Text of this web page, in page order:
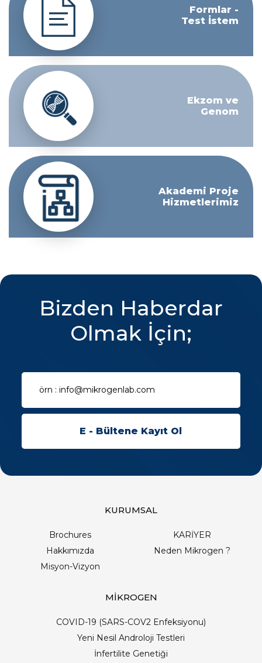
Formlar -
Test İstem
Ekzom ve
Genom
Akademi Proje
Hizmetlerimiz
Bizden Haberdar
Olmak İçin;
KURUMSAL
Brochures
KARİYER
Hakkımızda
Neden Mikrogen ?
Misyon-Vizyon
MİKROGEN
COVID-19 (SARS-COV2 Enfeksiyonu)
Yeni Nesil Androloji Testleri
İnfertilite Genetiği